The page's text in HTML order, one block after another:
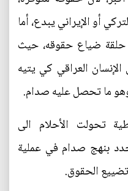
أو الإيراني يبدع، أما
حلقة ضياع حقوقه، حيث
العراقي كي يتيه
ما تحصل عليه صدام.
تحولت الأحلام الى
بنهج صدام في عملية
الحقوق.